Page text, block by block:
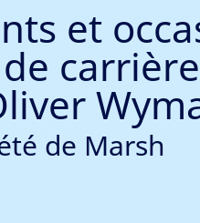
et
carrière
de Marsh